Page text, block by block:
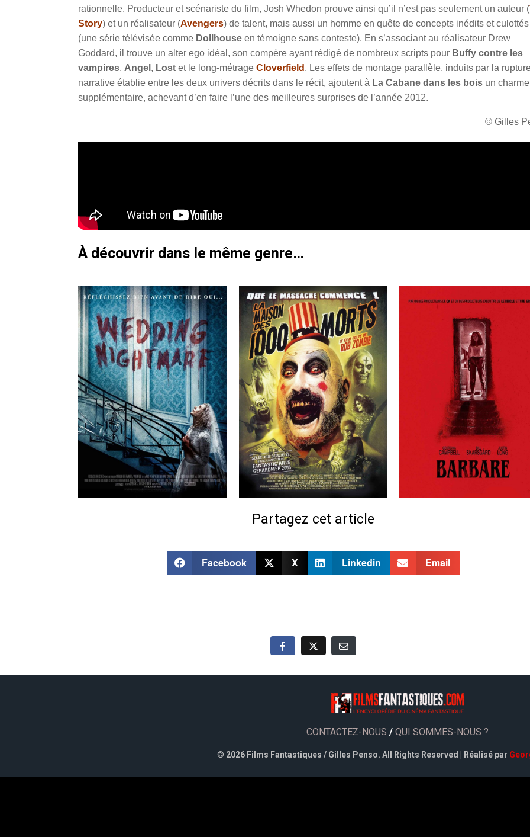
rationnelle. Producteur et scénariste du film, Josh Whedon prouve ainsi qu’il n’est pas seulement un auteur (
Story) et un réalisateur (Avengers) de talent, mais aussi un homme en quête de concepts inédits et culottés
(une série télévisée comme Dollhouse en témoigne sans conteste). En s’associant au réalisateur Drew
Goddard, il trouve un alter ego idéal, son compère ayant rédigé de nombreux scripts pour Buffy contre les
vampires, Angel , Lost et le long-métrage Cloverfield . Les effets de montage parallèle, induits par la
narrative établie entre les deux univers décrits dans le récit, ajoutent à La Cabane dans les bois un charme
supplémentaire, achevant d’en faire l’une des meilleures surprises de l’année 2012.
© Gilles
À découvrir dans le même genre…
Partagez cet article
Facebook X Linkedin Email
CONTACTEZ-NOUS / QUI SOMMES-NOUS ?
© 2026 Films Fantastiques / Gilles Penso. All Rights Reserved | Réalisé par